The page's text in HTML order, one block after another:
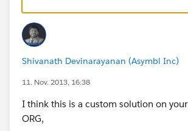
Shivanath Devinarayanan (Asymbl Inc)
11. Nov. 2013, 16:38
I think this is a custom solution on
ORG,